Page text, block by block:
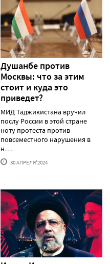
Душанбе против
Москвы: что за этим
стоит и куда это
приведет?
МИД Таджикистана вручил
послу России в этой стране
ноту протеста против
повсеместного нарушения в
н......
30 АПРЕЛЯ'2024